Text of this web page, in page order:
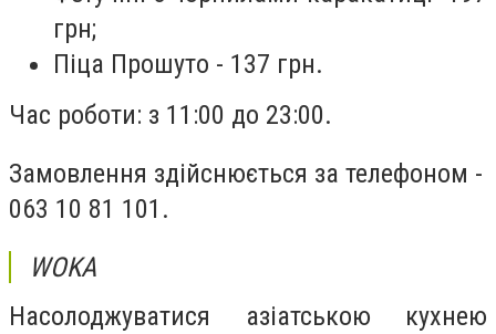
грн;
Піца Прошуто - 137 грн.
Час роботи: з 11:00 до 23:00.
Замовлення здійснюється за телефоном -
063 10 81 101.
WOKA
Насолоджуватися азіатською кухнею